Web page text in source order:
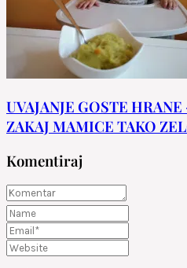
UVAJANJE GOSTE
ZAKAJ MAMICE TAKO
Komentiraj